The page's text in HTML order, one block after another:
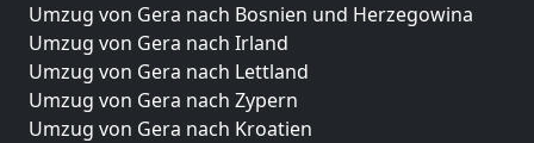
Umzug von Gera nach Bosnien und Herzegowina
Umzug von Gera nach Irland
Umzug von Gera nach Lettland
Umzug von Gera nach Zypern
Umzug von Gera nach Kroatien